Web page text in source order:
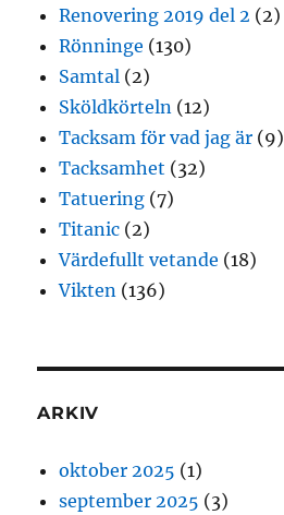
Renovering 2019 del 2 (2)
Rönninge (130)
Samtal (2)
Sköldkörteln (12)
Tacksam för vad jag är (9)
Tacksamhet (32)
Tatuering (7)
Titanic (2)
Värdefullt vetande (18)
Vikten (136)
ARKIV
oktober 2025 (1)
september 2025 (3)